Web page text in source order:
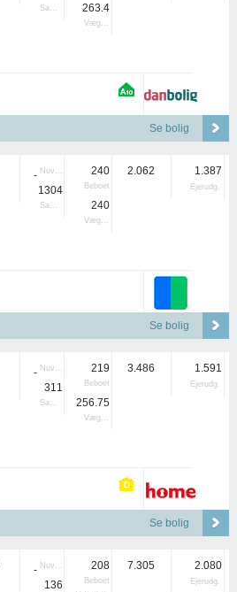
Samlet 263.4
Vægtet
Se bolig
- Nuvær.
1304
Samlet
240
Beboet
240
Vægtet
2.062 1.387
Ejerudg.
Se bolig
- Nuvær.
311
Samlet
219
Beboet
256.75
Vægtet
3.486 1.591
Ejerudg.
Se bolig
- Nuvær.
136
208
Beboet
7.305 2.080
Ejerudg.